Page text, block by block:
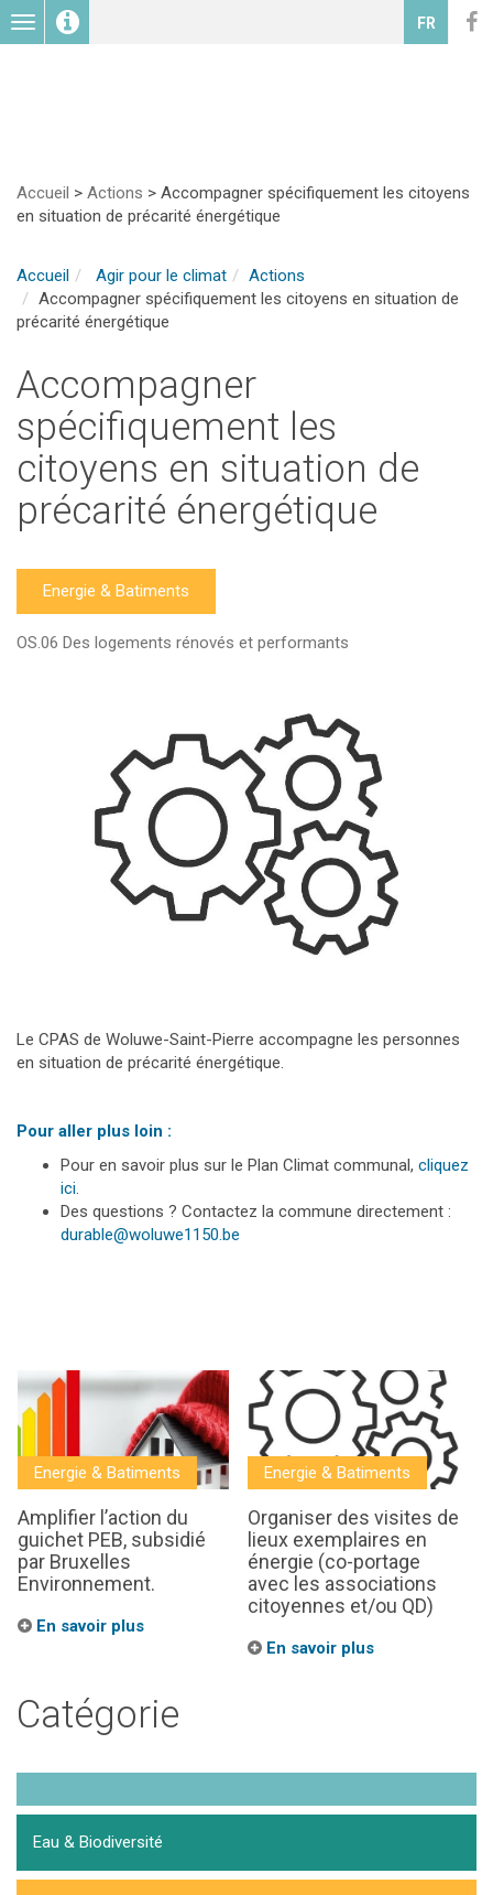
Toggle
navigation
FR
Accueil > Actions > Accompagner spécifiquement les citoyens
en situation de précarité énergétique
Accueil Agir pour le climat
Actions
Accompagner spécifiquement les citoyens en situation de
précarité énergétique
Accompagner
spécifiquement les
citoyens en situation de
précarité énergétique
Energie & Batiments
OS.06 Des logements rénovés et performants
Le CPAS de Woluwe-Saint-Pierre accompagne les personnes
en situation de précarité énergétique.
Pour aller plus loin :
Pour en savoir plus sur le Plan Climat communal, cliquez
ici.
Des questions ? Contactez la commune directement :
durable@woluwe1150.be
Energie & Batiments
Amplifier l’action du
guichet PEB, subsidié
par Bruxelles
Environnement.
En savoir plus
Energie & Batiments
Organiser des visites de
lieux exemplaires en
énergie (co-portage
avec les associations
citoyennes et/ou QD)
En savoir plus
Catégorie
Eau & Biodiversité